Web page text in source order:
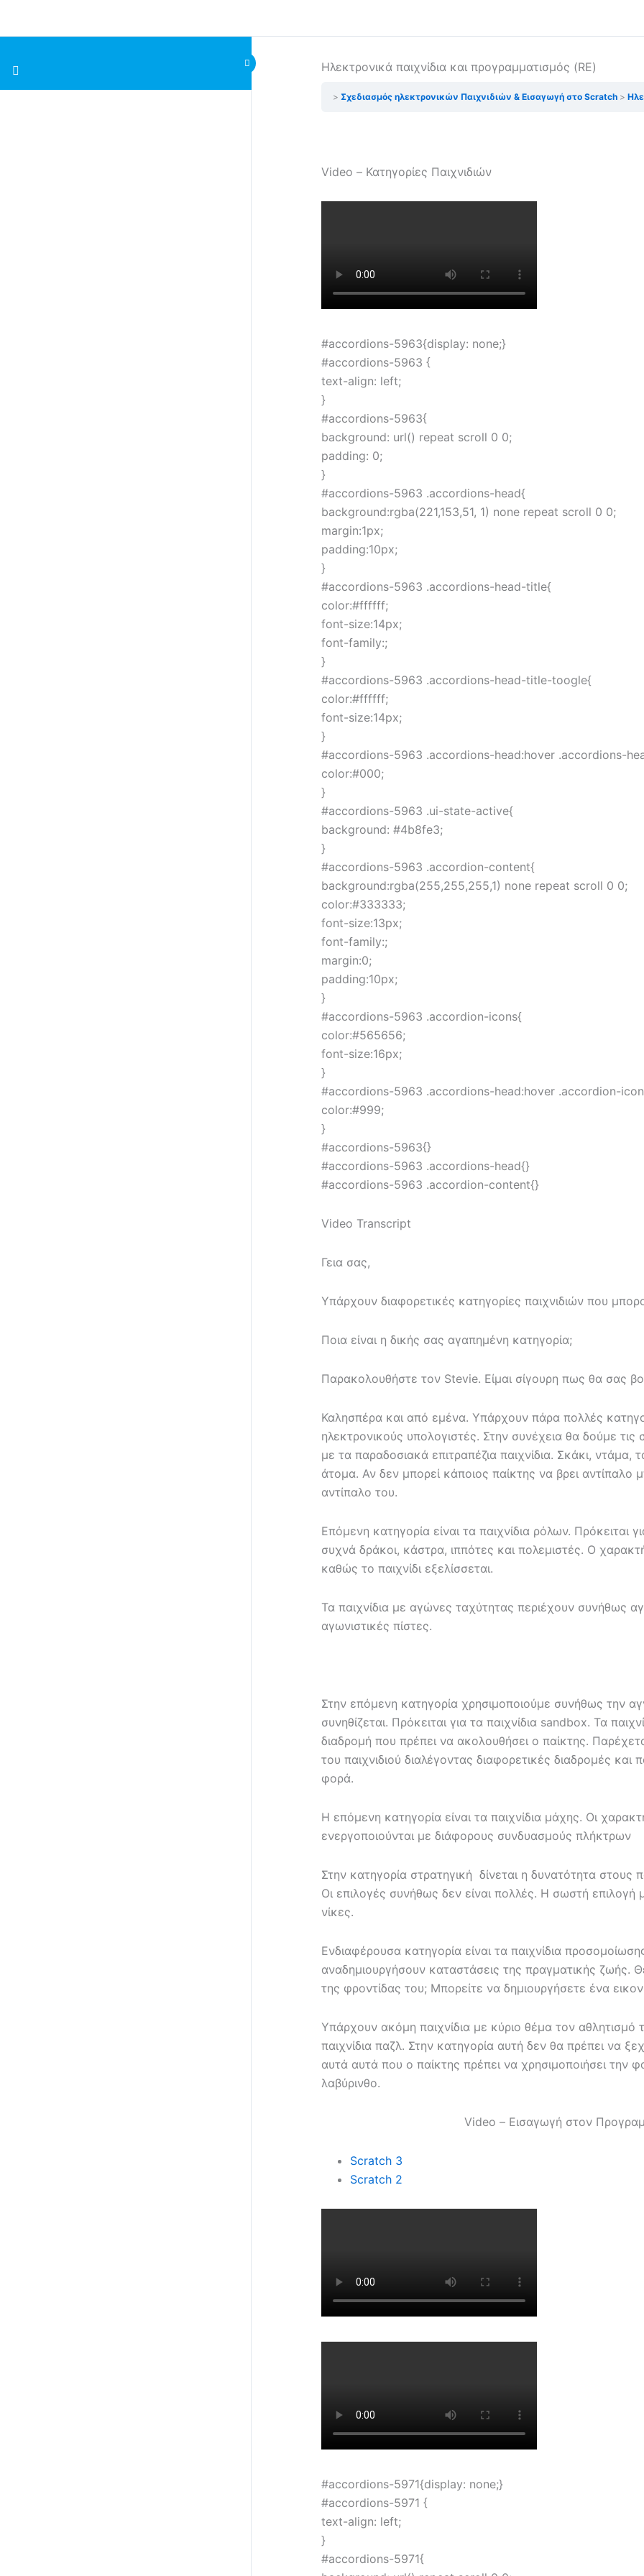
Ηλεκτρονικά παιχνίδια και προγραμματισμός (RE)
Σχεδιασμός ηλεκτρονικών Παιχνιδιών & Εισαγωγή στο Scratch
Video – Κατηγορίες Παιχνιδιών
#accordions-5963{display: none;}
#accordions-5963 {
text-align: left;
}
#accordions-5963{
background: url() repeat scroll 0 0;
padding: 0;
}
#accordions-5963 .accordions-head{
background:rgba(221,153,51, 1) none repeat scroll 0 0;
margin:1px;
padding:10px;
}
#accordions-5963 .accordions-head-title{
color:#ffffff;
font-size:14px;
font-family:;
}
#accordions-5963 .accordions-head-title-toogle{
color:#ffffff;
font-size:14px;
}
#accordions-5963 .accordions-head:hover .accordions-
color:#000;
}
#accordions-5963 .ui-state-active{
background: #4b8fe3;
}
#accordions-5963 .accordion-content{
background:rgba(255,255,255,1) none repeat scroll 0 0;
color:#333333;
font-size:13px;
font-family:;
margin:0;
padding:10px;
}
#accordions-5963 .accordion-icons{
color:#565656;
font-size:16px;
}
#accordions-5963 .accordions-head:hover .accordion-
color:#999;
}
#accordions-5963{}
#accordions-5963 .accordions-head{}
#accordions-5963 .accordion-content{}
Video Transcript
Γεια σας,
Υπάρχουν διαφορετικές κατηγορίες παιχνιδιών που
Ποια είναι η δικής σας αγαπημένη κατηγορία;
Παρακολουθήστε τον Stevie. Είμαι σίγουρη πως θα σας
Καλησπέρα και από εμένα. Υπάρχουν πάρα πολλές
ηλεκτρονικούς υπολογιστές. Στην συνέχεια θα δούμε
με τα παραδοσιακά επιτραπέζια παιχνίδια. Σκάκι, ντάμα,
άτομα. Αν δεν μπορεί κάποιος παίκτης να βρει αντίπαλο
αντίπαλο του.
Επόμενη κατηγορία είναι τα παιχνίδια ρόλων. Πρόκειται
συχνά δράκοι, κάστρα, ιππότες και πολεμιστές. Ο
καθώς το παιχνίδι εξελίσσεται.
Τα παιχνίδια με αγώνες ταχύτητας περιέχουν συνήθως
αγωνιστικές πίστες.
Στην επόμενη κατηγορία χρησιμοποιούμε συνήθως την
συνηθίζεται. Πρόκειται για τα παιχνίδια sandbox. Τα
διαδρομή που πρέπει να ακολουθήσει ο παίκτης.
του παιχνιδιού διαλέγοντας διαφορετικές διαδρομές
φορά.
Η επόμενη κατηγορία είναι τα παιχνίδια μάχης. Οι
ενεργοποιούνται με διάφορους συνδυασμούς πλήκτρων
Στην κατηγορία στρατηγική δίνεται η δυνατότητα
Οι επιλογές συνήθως δεν είναι πολλές. Η σωστή επιλογή
νίκες.
Ενδιαφέρουσα κατηγορία είναι τα παιχνίδια
αναδημιουργήσουν καταστάσεις της πραγματικής ζωής.
της φροντίδας του; Μπορείτε να δημιουργήσετε ένα
Υπάρχουν ακόμη παιχνίδια με κύριο θέμα τον
παιχνίδια παζλ. Στην κατηγορία αυτή δεν θα πρέπει να
αυτά αυτά που ο παίκτης πρέπει να χρησιμοποιήσει την
λαβύρινθο.
Video – Εισαγωγή στον
Scratch 3
Scratch 2
#accordions-5971{display: none;}
#accordions-5971 {
text-align: left;
}
#accordions-5971{